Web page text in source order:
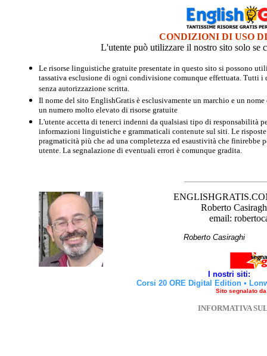
CONDIZIONI DI USO
L'utente può utilizzare il nostro sito solo se
Le risorse linguistiche gratuite presentate in questo sito si possono
tassativa esclusione di ogni condivisione comunque effettuata. Tutti
senza autorizzazione scritta.
Il nome del sito EnglishGratis è esclusivamente un marchio e un
un numero molto elevato di risorse gratuite
L'utente accetta di tenerci indenni da qualsiasi tipo di responsabilità
informazioni linguistiche e grammaticali contenute sul siti. Le
pragmaticità più che ad una completezza ed esaustività che finirebbe
utente. La segnalazione di eventuali errori è comunque gradita.
Roberto
email:
Roberto
I nostri siti:
Corsi 20 ORE Digital Edition •
Sito segnalato
INFORMATIVA